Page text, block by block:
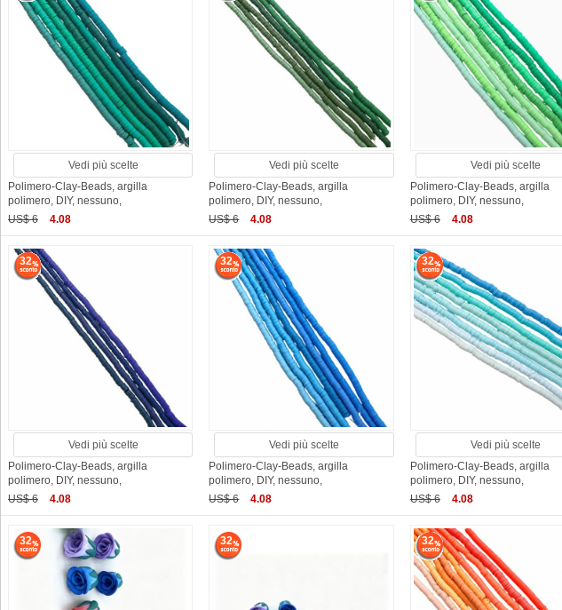
Vedi più scelte
Polimero-Clay-Beads, argilla
polimero, DIY, nessuno,
US$ 6
4.08
Vedi più scelte
Polimero-Clay-Beads, argilla
polimero, DIY, nessuno,
US$ 6
4.08
Vedi più scelte
Polimero-Clay-Beads, argilla
polimero, DIY, nessuno,
US$ 6
4.08
32
Vedi più scelte
Polimero-Clay-Beads, argilla
polimero, DIY, nessuno,
US$ 6
4.08
32
Vedi più scelte
Polimero-Clay-Beads, argilla
polimero, DIY, nessuno,
US$ 6
4.08
32
Vedi più scelte
Polimero-Clay-Beads, argilla
polimero, DIY, nessuno,
US$ 6
4.08
32 32 32